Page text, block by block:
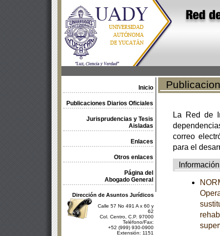
Inicio
Publicaciones Diarios Oficiales
Jurisprudencias y Tesis
Aisladas
Enlaces
Otros enlaces
Página del
Abogado General
Dirección de Asuntos Jurídicos
Calle 57 No 491 A x 60 y
62
Col. Centro, C.P. 97000
Teléfono/Fax:
+52 (999) 930-0900
Extensión: 1151
La Red de
correo
para el
Información